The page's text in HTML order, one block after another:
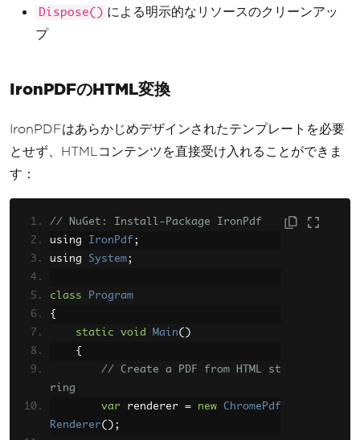
ionType
= ExportDestinationType . Disk
mat;
DiskFileDestinationOptions d
iskOptions = new
DiskFileDestination
        exportOptions
.DestinationOpt
ions
diskOptions
        reportDocument
}
Dispose() による明示的なリソースのクリーンアッ
プ
IronPDFのHTML変換
IronPDFはあらかじめデザインされたテンプレートを必要
とせず、HTMLコンテンツを直接受け入れることができま
す：
// NuGet: Install-Package IronPdf
using IronPdf ;
using System;
class
Program
{
static
void Main()
{
// Create a PDF from HTML st
ring
var renderer = new
ChromePdf
Renderer();